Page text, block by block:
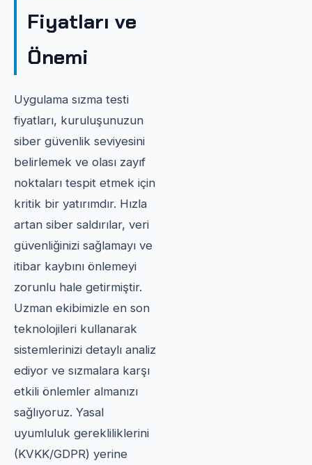
Fiyatları ve
Önemi
Uygulama sızma testi
fiyatları, kuruluşunuzun
siber güvenlik seviyesini
belirlemek ve olası zayıf
noktaları tespit etmek için
kritik bir yatırımdır. Hızla
artan siber saldırılar, veri
güvenliğinizi sağlamayı ve
itibar kaybını önlemeyi
zorunlu hale getirmiştir.
Uzman ekibimizle en son
teknolojileri kullanarak
sistemlerinizi detaylı analiz
ediyor ve sızmalara karşı
etkili önlemler almanızı
sağlıyoruz. Yasal
uyumluluk gerekliliklerini
(KVKK/GDPR) yerine